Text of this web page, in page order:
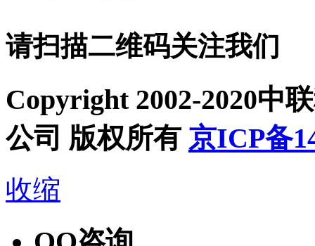
请扫描二维码关注我们
Copyright 2002-2020中
公司 版权所有 京ICP备
收缩